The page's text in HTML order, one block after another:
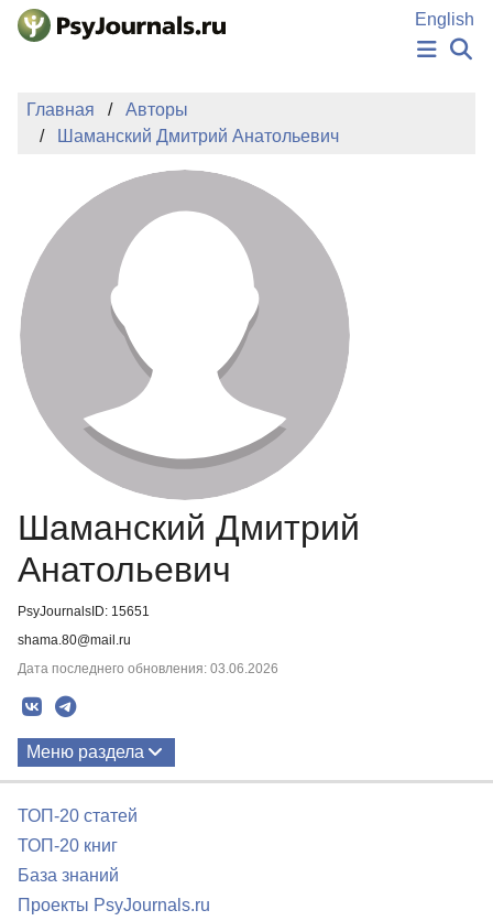
Перейти к основному содержанию
English
ИЗДАНИЯ
ПОДАТЬ РУКОПИСЬ
БАЗА ЗНАНИЙ
КЛЮЧЕВЫЕ СЛОВА
Регистрация
Главная
Авторы
Шаманский Дмитрий Анатольевич
Шаманский Дмитрий
Анатольевич
PsyJournalsID: 15651
shama.80@mail.ru
Дата последнего обновления: 03.06.2026
Меню раздела
ТОП-20 статей
ТОП-20 книг
База знаний
Проекты PsyJournals.ru